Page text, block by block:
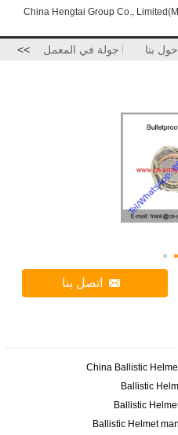
China Hengtai Group Co.,
حول بنا جولة في المعمل >>
اتصل بنا
China Ballistic
Ballistic
Ballistic
Ballistic Helmet